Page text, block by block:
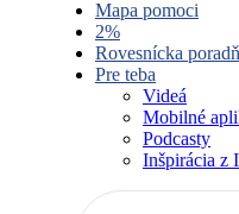
Mapa pomoci
2%
Rovesnícka
Pre teba
Videá
Mobilné
Podcasty
Inšpirácia z